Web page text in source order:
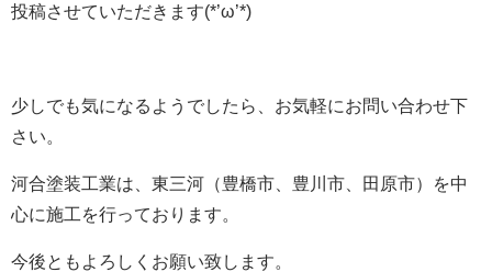
投稿させていただきます(*’ω’*)
少しでも気になるようでしたら、お気軽にお問い合わせ下
さい。
河合塗装工業は、東三河（豊橋市、豊川市、田原市）を中
心に施工を行っております。
今後ともよろしくお願い致します。